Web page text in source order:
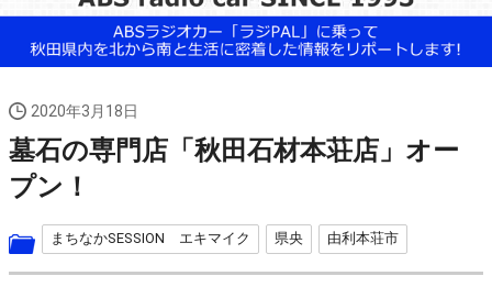
2020年3月18日
墓石の専門店「秋田石材本荘店」オー
プン！
まちなかSESSION エキマイク 県央 由利本荘市